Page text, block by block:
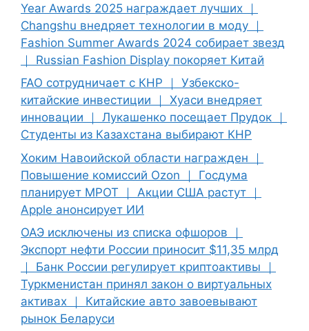
Year Awards 2025 награждает лучших ｜
Changshu внедряет технологии в моду ｜
Fashion Summer Awards 2024 собирает звезд
｜ Russian Fashion Display покоряет Китай
FAO сотрудничает с КНР ｜ Узбекско-
китайские инвестиции ｜ Хуаси внедряет
инновации ｜ Лукашенко посещает Прудок ｜
Студенты из Казахстана выбирают КНР
Хоким Навоийской области награжден ｜
Повышение комиссий Ozon ｜ Госдума
планирует МРОТ ｜ Акции США растут ｜
Apple анонсирует ИИ
ОАЭ исключены из списка офшоров ｜
Экспорт нефти России приносит $11,35 млрд
｜ Банк России регулирует криптоактивы ｜
Туркменистан принял закон о виртуальных
активах ｜ Китайские авто завоевывают
рынок Беларуси